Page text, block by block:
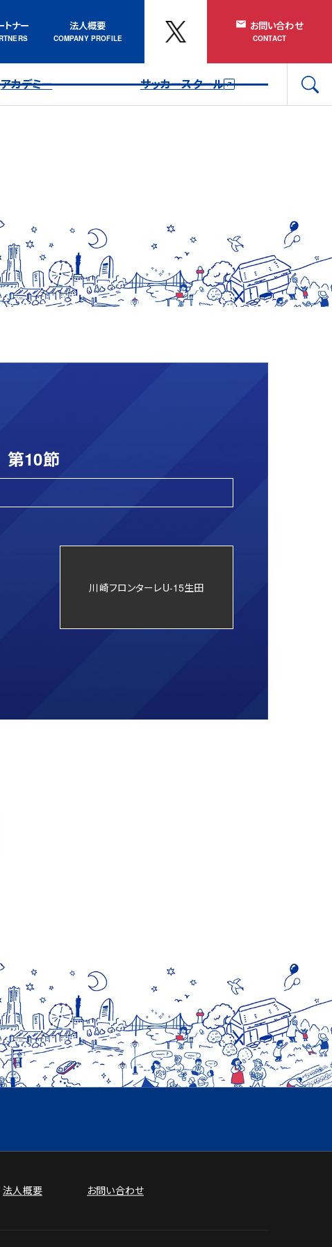
トナー 法人概要 お問い合わせ
アカデミー サッカースクール
第10節
川崎フロンターレU-15生田
法人概要 お問い合わせ